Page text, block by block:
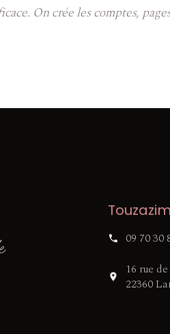
On crée les comptes,
09 70 30
16 rue
22360